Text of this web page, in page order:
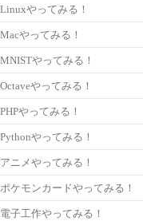
Linuxやってみる！
Macやってみる！
MNISTやってみる！
Octaveやってみる！
PHPやってみる！
Pythonやってみる！
アニメやってみる！
ポケモンカードやってみる！
電子工作やってみる！